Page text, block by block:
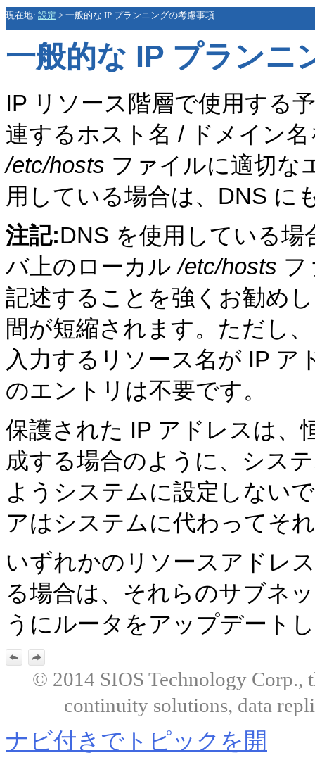
現在地: 設定 > 一般的な IP プランニングの考慮事項
一般的な IP プランニ
IP リソース階層で使用する
連するホスト名 / ドメイン
/etc/hosts ファイルに適切な
用している場合は、DNS に
注記:DNS を使用している場
バ上のローカル/etc/hosts フ
記述することを強くお勧め
間が短縮されます。ただし
入力するリソース名が IP ア
のエントリは不要です。
保護された IP アドレスは、
成する場合のように、シス
ようシステムに設定しない
アはシステムに代わってそ
いずれかのリソースアドレ
る場合は、それらのサブネ
うにルータをアップデート
© 2014 SIOS Technology Corp.,
continuity solutions, data
ナビ付きでトピックを開